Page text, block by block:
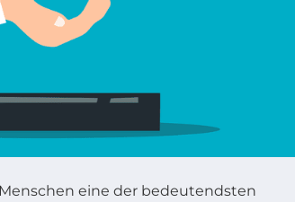
Menschen eine der bedeutendsten